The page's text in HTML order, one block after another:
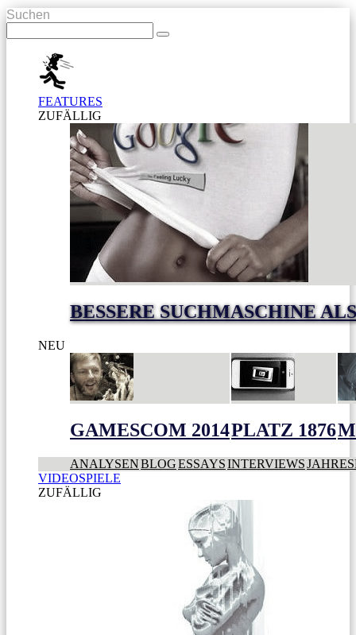
Suchen
FEATURES
ZUFÄLLIG
BESSERE SUCHMASCHINE
NEU
GAMESCOM 2014PLATZ 1876
ANALYSENBLOGESSAYSINTERVIEWS
VIDEOSPIELE
ZUFÄLLIG